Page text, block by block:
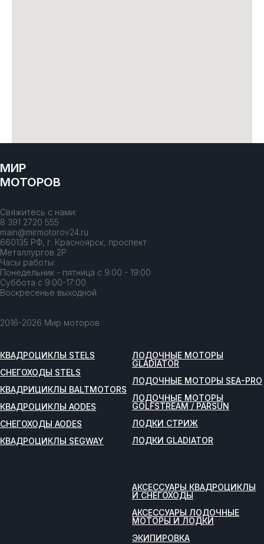
МИР
МОТОРОВ
Свяжитесь с нами:
8 391 2720 555
main@mirmotorov24.ru
660135 РФ, г. Красноярск, проспект
Металлургов 2Р
Часы работы:
Понедельник - пятница с 9:00 - 19:00
Суббота с 9:00-17:00
Воскресенье выходной
2016-2026 Мир моторов
КВАДРОЦИКЛЫ STELS
СНЕГОХОДЫ STELS
КВАДРИЦИКЛЫ BALTMOTORS
КВАДРОЦИКЛЫ AODES
СНЕГОХОДЫ AODES
КВАДРОЦИКЛЫ SEGWAY
ЛОДОЧНЫЕ МОТОРЫ
GLADIATOR
ЛОДОЧНЫЕ МОТОРЫ SEA-PRO
ЛОДОЧНЫЕ МОТОРЫ
GOLFSTREAM / PARSUN
ЛОДКИ СТРИЖ
ЛОДКИ GLADIATOR
АКСЕССУАРЫ КВАДРОЦИКЛЫ
И СНЕГОХОДЫ
АКСЕССУАРЫ ЛОДОЧНЫЕ
МОТОРЫ И ЛОДКИ
ЭКИПИРОВКА